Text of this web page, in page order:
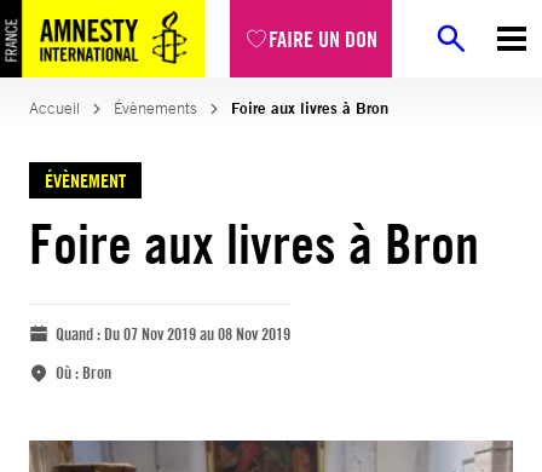
FAIRE UN DON
Accueil Évènements Foire aux livres à Bron
ÉVÈNEMENT
Foire aux livres à Bron
Quand :Du 07 Nov 2019 au 08 Nov 2019
Où :Bron